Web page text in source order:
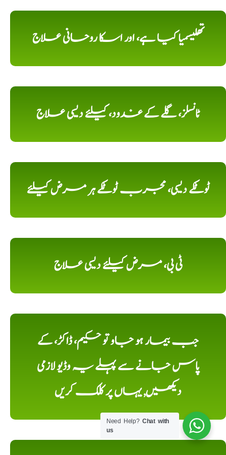
تھلیسمیا کیا ہے، اور اسکا روحانی علاج
ٹانسلز، گلے کے غدود، کیلئے دیسی علاج
ٹوٹکے دیسی، مجرب ٹوٹکے ہر مرض کیلئے
ٹی بی، مرض کیلئے دیسی علاج
جب بیمار ہو جاو تو حکیم، ڈاکڑ، کے
پاس جانے سے پہلے یہ وڈیو لازمی
دیکھیں, یہاں پر کلک کریں
Need Help?Chat with
us